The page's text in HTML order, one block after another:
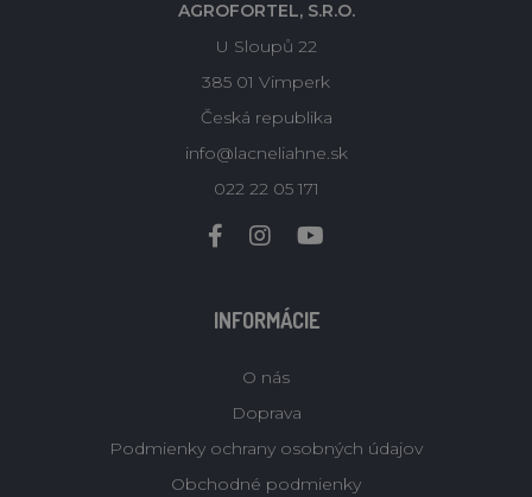
AGROFORTEL, S.R.O.
U Sloupů 22
385 01 Vimperk
Česká republika
info@lacneliahne.sk
022 22 05 171
INFORMÁCIE
O nás
Doprava
Podmienky ochrany osobných údajov
Obchodné podmienky